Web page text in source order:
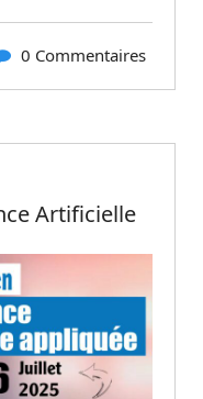
0 Commentaires
Artificielle